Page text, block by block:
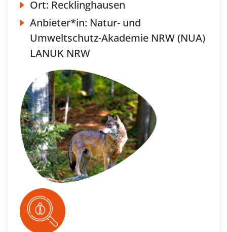
Ort: Recklinghausen
Anbieter*in: Natur- und
Umweltschutz-Akademie NRW (NUA)
LANUK NRW